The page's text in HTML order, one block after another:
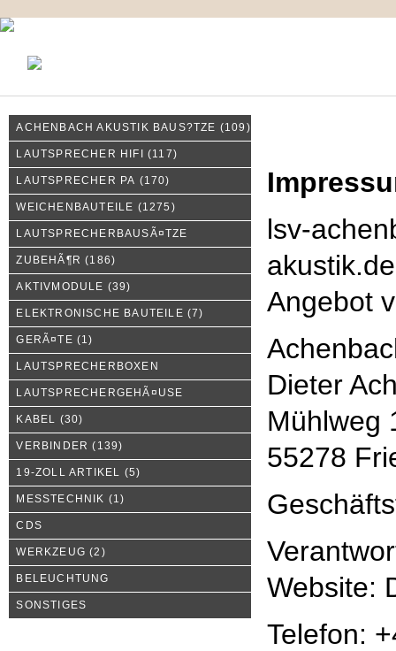
ACHENBACH AKUSTIK BAUS?TZE (109)
LAUTSPRECHER HIFI (117)
LAUTSPRECHER PA (170)
WEICHENBAUTEILE (1275)
LAUTSPRECHERBAUSÃ¤TZE
ZUBEHÃ¶R (186)
AKTIVMODULE (39)
ELEKTRONISCHE BAUTEILE (7)
GERÃ¤TE (1)
LAUTSPRECHERBOXEN
LAUTSPRECHERGEHÃ¤USE
KABEL (30)
VERBINDER (139)
19-ZOLL ARTIKEL (5)
MESSTECHNIK (1)
CDS
WERKZEUG (2)
BELEUCHTUNG
SONSTIGES
lsv-
Angebot
Dieter
Mühlweg
55278
Website:
Telefon: